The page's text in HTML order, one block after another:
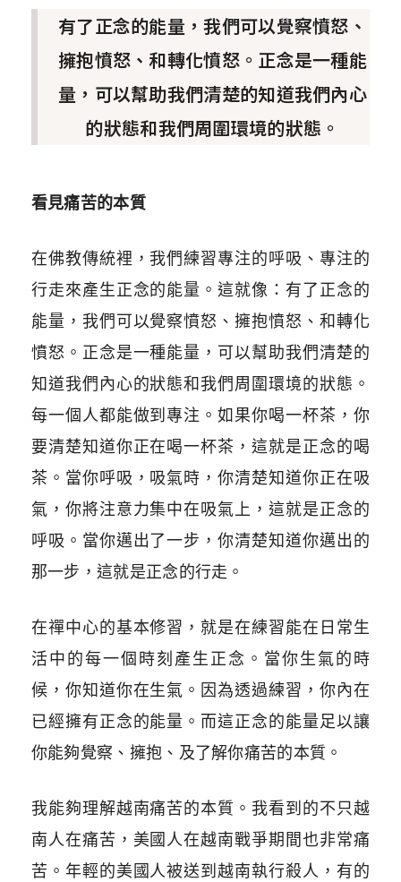
有了正念的能量，我們可以覺察憤怒、
擁抱憤怒、和轉化憤怒。正念是一種能
量，可以幫助我們清楚的知道我們內心
的狀態和我們周圍環境的狀態。
看見痛苦的本質
在佛教傳統裡，我們練習專注的呼吸、專注的
行走來產生正念的能量。這就像：有了正念的
能量，我們可以覺察憤怒、擁抱憤怒、和轉化
憤怒。正念是一種能量，可以幫助我們清楚的
知道我們內心的狀態和我們周圍環境的狀態。
每一個人都能做到專注。如果你喝一杯茶，你
要清楚知道你正在喝一杯茶，這就是正念的喝
茶。當你呼吸，吸氣時，你清楚知道你正在吸
氣，你將注意力集中在吸氣上，這就是正念的
呼吸。當你邁出了一步，你清楚知道你邁出的
那一步，這就是正念的行走。
在禪中心的基本修習，就是在練習能在日常生
活中的每一個時刻產生正念。當你生氣的時
候，你知道你在生氣。因為透過練習，你內在
已經擁有正念的能量。而這正念的能量足以讓
你能夠覺察、擁抱、及了解你痛苦的本質。
我能夠理解越南痛苦的本質。我看到的不只越
南人在痛苦，美國人在越南戰爭期間也非常痛
苦。年輕的美國人被送到越南執行殺人，有的